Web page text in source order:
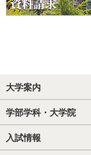
大学案内
学部学科・大学院
入試情報